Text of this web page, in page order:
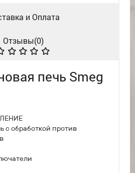
и Оплата
Отзывы(0)
печь Smeg
с обработкой против